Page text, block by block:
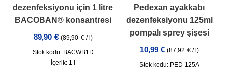
dezenfeksiyonu için 1 litre
BACOBAN® konsantresi
89,90 € (89,90 €/ )
Stok kodu: BACWB1D
İçerik: 1 l
Pedexan ayakkabı
dezenfeksiyonu 125ml
pompalı sprey şişesi
10,99 € (87,92 €/ )
Stok kodu: PED-125A